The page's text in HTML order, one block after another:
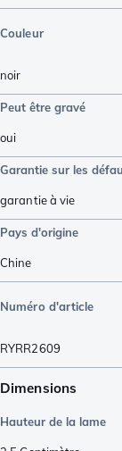
Couleur
noir
Peut être gravé
oui
Garantie sur les
garantie à vie
Pays d'origine
Chine
Numéro d'article
RYRR2609
Dimensions
Hauteur de la lame